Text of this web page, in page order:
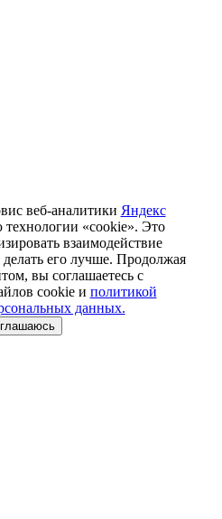
веб-аналитики Яндекс
«cookie». Это
взаимодействие
его лучше. Продолжая
вы соглашаетесь с
cookie и политикой
данных.